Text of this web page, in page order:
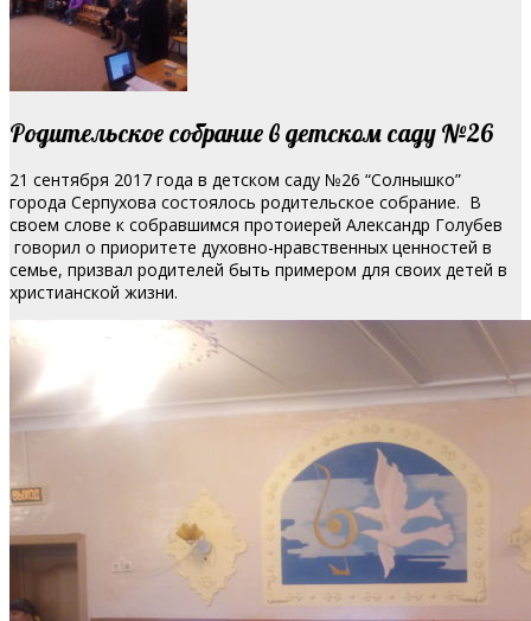
Родительское собрание в детском саду №26
21 сентября 2017 года в детском саду №26 “Солнышко”
города Серпухова состоялось родительское собрание. В
своем слове к собравшимся протоиерей Александр Голубев
говорил о приоритете духовно-нравственных ценностей в
семье, призвал родителей быть примером для своих детей в
христианской жизни.